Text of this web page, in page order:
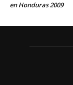
en Honduras 2009